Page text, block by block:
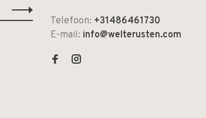
Telefoon: +31486461730
E-mail: info@welterusten.com